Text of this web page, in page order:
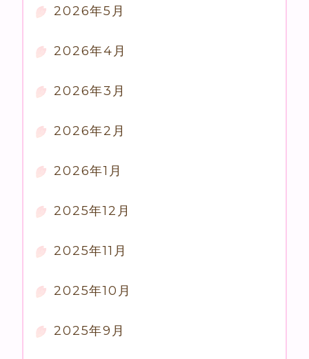
2026年5月
2026年4月
2026年3月
2026年2月
2026年1月
2025年12月
2025年11月
2025年10月
2025年9月